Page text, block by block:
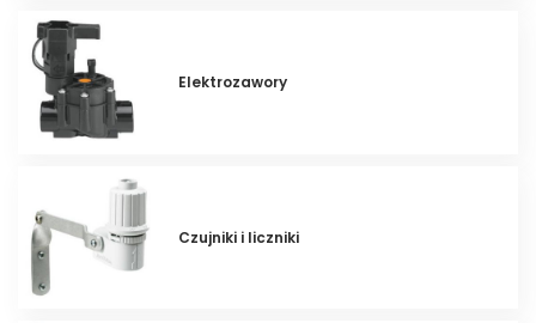
Elektrozawory
Czujniki i liczniki